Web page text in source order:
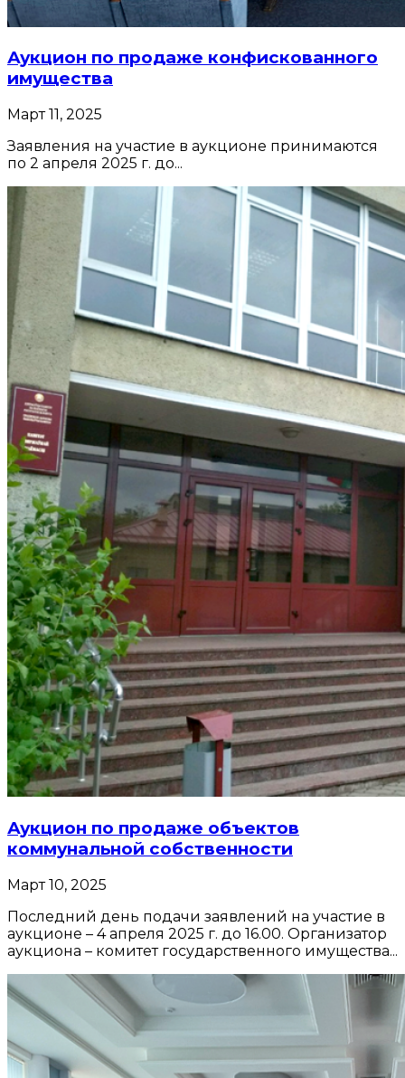
Аукцион по продаже конфискованного
имущества
Март 11, 2025
Заявления на участие в аукционе принимаются
по 2 апреля 2025 г. до...
Аукцион по продаже объектов
коммунальной собственности
Март 10, 2025
Последний день подачи заявлений на участие в
аукционе – 4 апреля 2025 г. до 16.00. Организатор
аукциона – комитет государственного имущества...